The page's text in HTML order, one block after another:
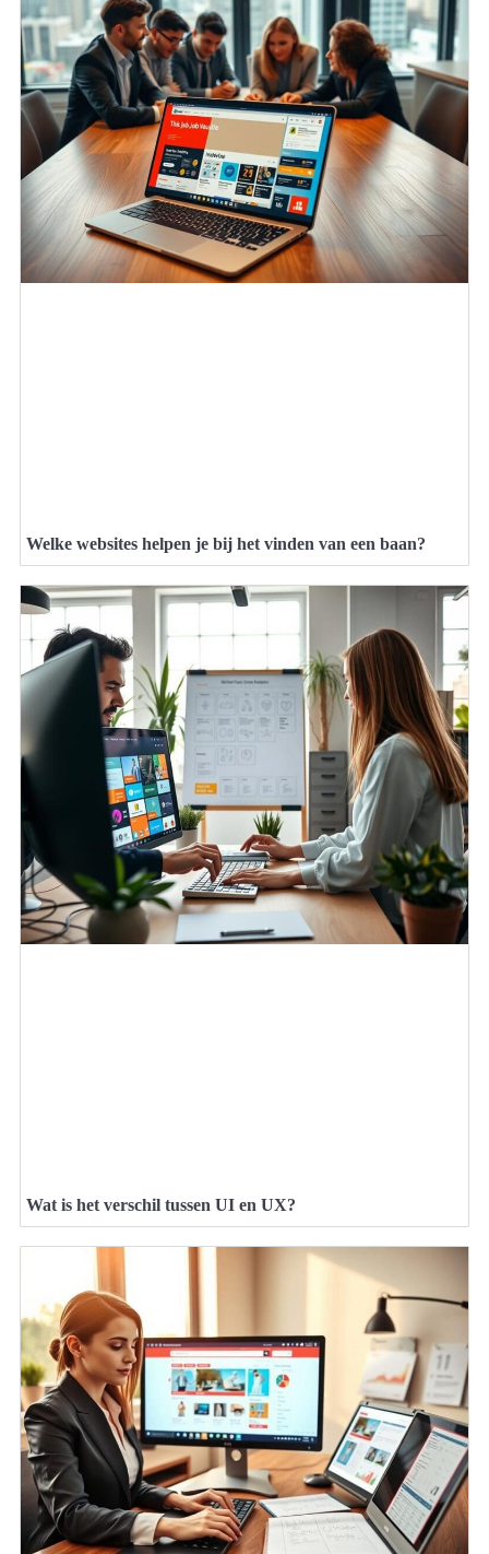
Welke websites helpen je bij het vinden van een baan?
Wat is het verschil tussen UI en UX?